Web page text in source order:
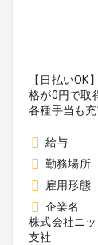
【日払い
格が0円で取
各種手当も
給与
勤務場所
雇用形態
企業名
株式会社ニ
支社